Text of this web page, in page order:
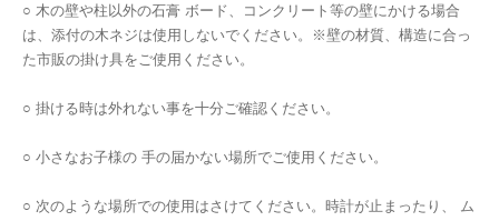
○ 木の壁や柱以外の石膏 ボード、コンクリート等の壁にかける場合
は、添付の木ネジは使用しないでください。※壁の材質、構造に合っ
た市販の掛け具をご使用ください。
○ 掛ける時は外れない事を十分ご確認ください。
○ 小さなお子様の 手の届かない場所でご使用ください。
○ 次のような場所での使用はさけてください。時計が止まったり、 ム